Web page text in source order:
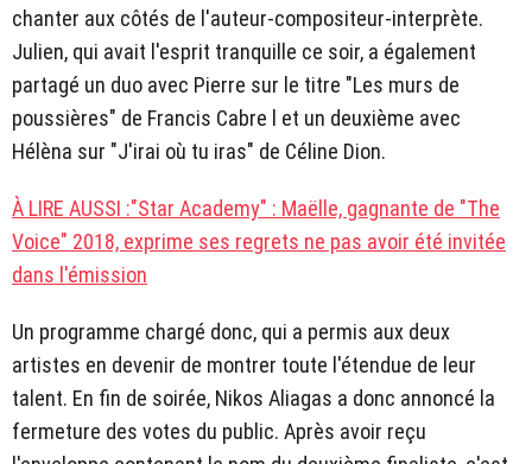
chanter aux côtés de l'auteur-compositeur-interprète.
Julien, qui avait l'esprit tranquille ce soir, a également
partagé un duo avec Pierre sur le titre "Les murs de
poussières" de Francis Cabre l et un deuxième avec
Hélèna sur "J'irai où tu iras" de Céline Dion.
À LIRE AUSSI :"Star Academy" : Maëlle, gagnante de "The
Voice" 2018, exprime ses regrets ne pas avoir été invitée
dans l'émission
Un programme chargé donc, qui a permis aux deux
artistes en devenir de montrer toute l'étendue de leur
talent. En fin de soirée, Nikos Aliagas a donc annoncé la
fermeture des votes du public. Après avoir reçu